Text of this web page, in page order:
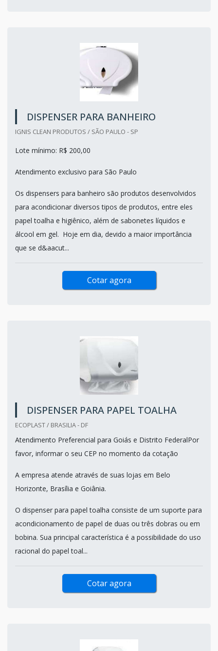
DISPENSER PARA BANHEIRO
IGNIS CLEAN PRODUTOS / SÃO PAULO - SP
Lote mínimo: R$ 200,00
Atendimento exclusivo para São Paulo
Os dispensers para banheiro são produtos desenvolvidos
para acondicionar diversos tipos de produtos, entre eles
papel toalha e higiênico, além de sabonetes líquidos e
álcool em gel. Hoje em dia, devido a maior importância
que se d&aacut...
Cotar agora
DISPENSER PARA PAPEL TOALHA
ECOPLAST / BRASILIA - DF
Atendimento Preferencial para Goiás e Distrito FederalPor
favor, informar o seu CEP no momento da cotação
A empresa atende através de suas lojas em Belo
Horizonte, Brasília e Goiânia.
O dispenser para papel toalha consiste de um suporte para
acondicionamento de papel de duas ou três dobras ou em
bobina. Sua principal característica é a possibilidade do uso
racional do papel toal...
Cotar agora